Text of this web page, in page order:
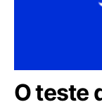
O teste